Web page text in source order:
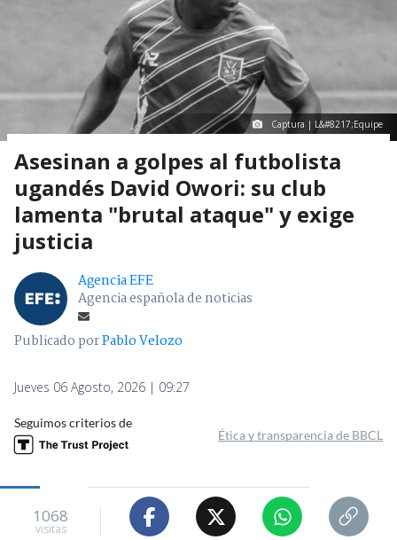
Captura | L&#8217;Equipe
Asesinan a golpes al futbolista
ugandés David Owori: su club
lamenta "brutal ataque" y exige
justicia
Agencia EFE
Agencia española de noticias
Publicado porPablo Velozo
Jueves 06 Agosto, 2026 | 09:27
Seguimos criterios de
Ética y transparencia de BBCL
1068
visitas